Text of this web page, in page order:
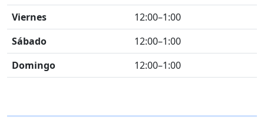
Viernes
12:00–1:00
Sábado
12:00–1:00
Domingo
12:00–1:00